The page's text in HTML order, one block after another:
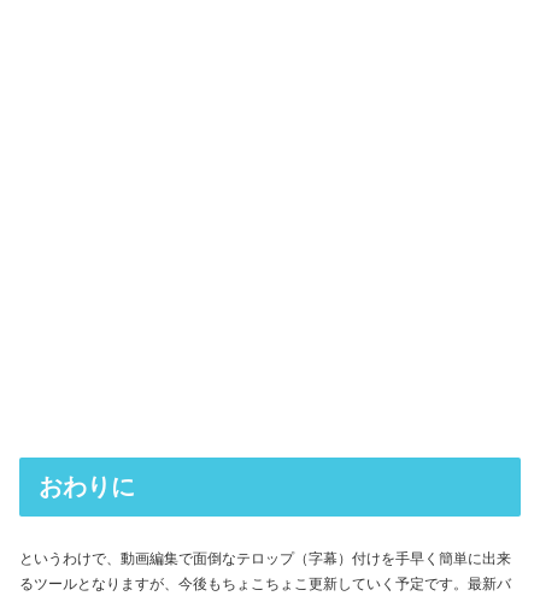
おわりに
というわけで、動画編集で面倒なテロップ（字幕）付けを手早く簡単に出来
るツールとなりますが、今後もちょこちょこ更新していく予定です。最新バ